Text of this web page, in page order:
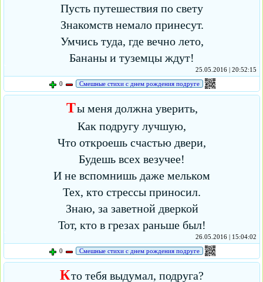
Пусть путешествия по свету
Знакомств немало принесут.
Умчись туда, где вечно лето,
Бананы и туземцы ждут!
25.05.2016 | 20:52:15
0
Смешные стихи с днем рождения подруге
Ты меня должна уверить,
Как подругу лучшую,
Что откроешь счастью двери,
Будешь всех везучее!
И не вспомнишь даже мельком
Тех, кто стрессы приносил.
Знаю, за заветной дверкой
Тот, кто в грезах раньше был!
26.05.2016 | 15:04:02
0
Смешные стихи с днем рождения подруге
Кто тебя выдумал, подруга?